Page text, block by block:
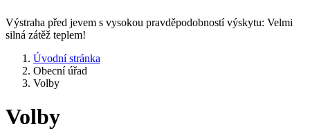
Výstraha před jevem s vysokou pravděpodobností výskytu: Velmi
silná zátěž teplem!
Úvodní stránka
Obecní úřad
Volby
Volby